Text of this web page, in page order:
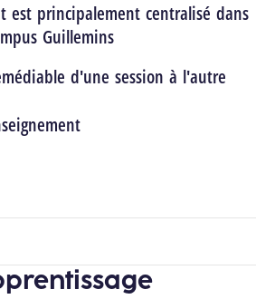
est principalement centralisé dans
Guillemins
d'une session à l'autre